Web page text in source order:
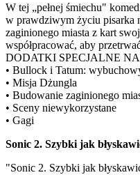
W tej „pełnej śmiechu"
w prawdziwym życiu pisarka
zaginionego miasta z kart
współpracować, aby
DODATKI SPECJALNE
• Bullock i Tatum:
• Misja Dżungla
• Budowanie zaginionego
• Sceny niewykorzystane
• Gagi
Sonic 2. Szybki jak
"Sonic 2. Szybki jak